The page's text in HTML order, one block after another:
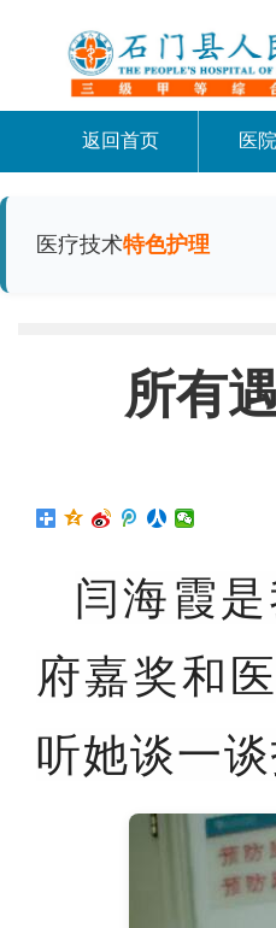
返回首页 医
医疗技术特色护理
所有
闫海霞
府嘉奖和
听她谈一